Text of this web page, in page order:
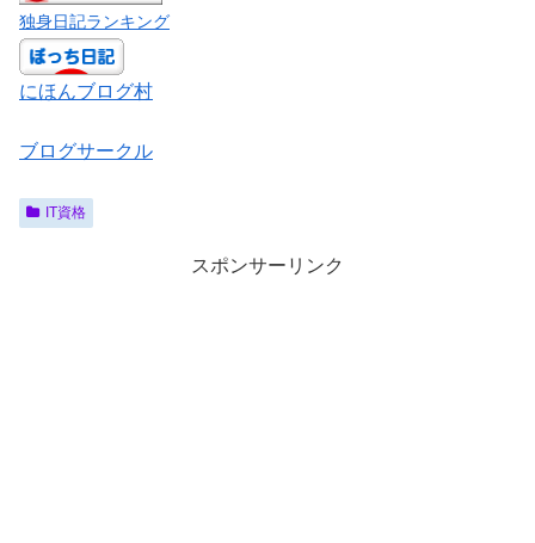
独身日記ランキング
にほんブログ村
ブログサークル
IT資格
スポンサーリンク